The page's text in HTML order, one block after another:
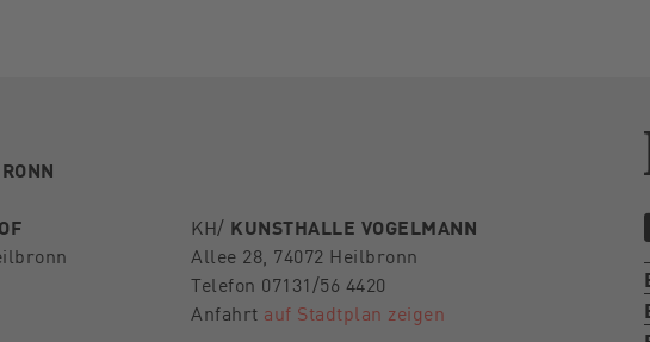
KH/ KUNSTHALLE VOGELMANN
Allee 28, 74072 Heilbronn
Telefon 07131/56 4420
Anfahrt auf Stadtplan zeigen